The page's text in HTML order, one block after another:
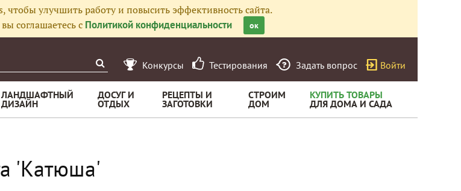
чтобы улучшить работу и повысить эффективность сайта.
соглашаетесь с Политикой конфиденциальности ок
Конкурсы Тестирования Задать вопрос Войти
ЛАНДШАФТНЫЙ
ДИЗАЙН
ДОСУГ И
ОТДЫХ
РЕЦЕПТЫ И
ЗАГОТОВКИ
СТРОИМ
ДОМ
КУПИТЬ ТОВАРЫ
ДЛЯ ДОМА И САДА
'Катюша'